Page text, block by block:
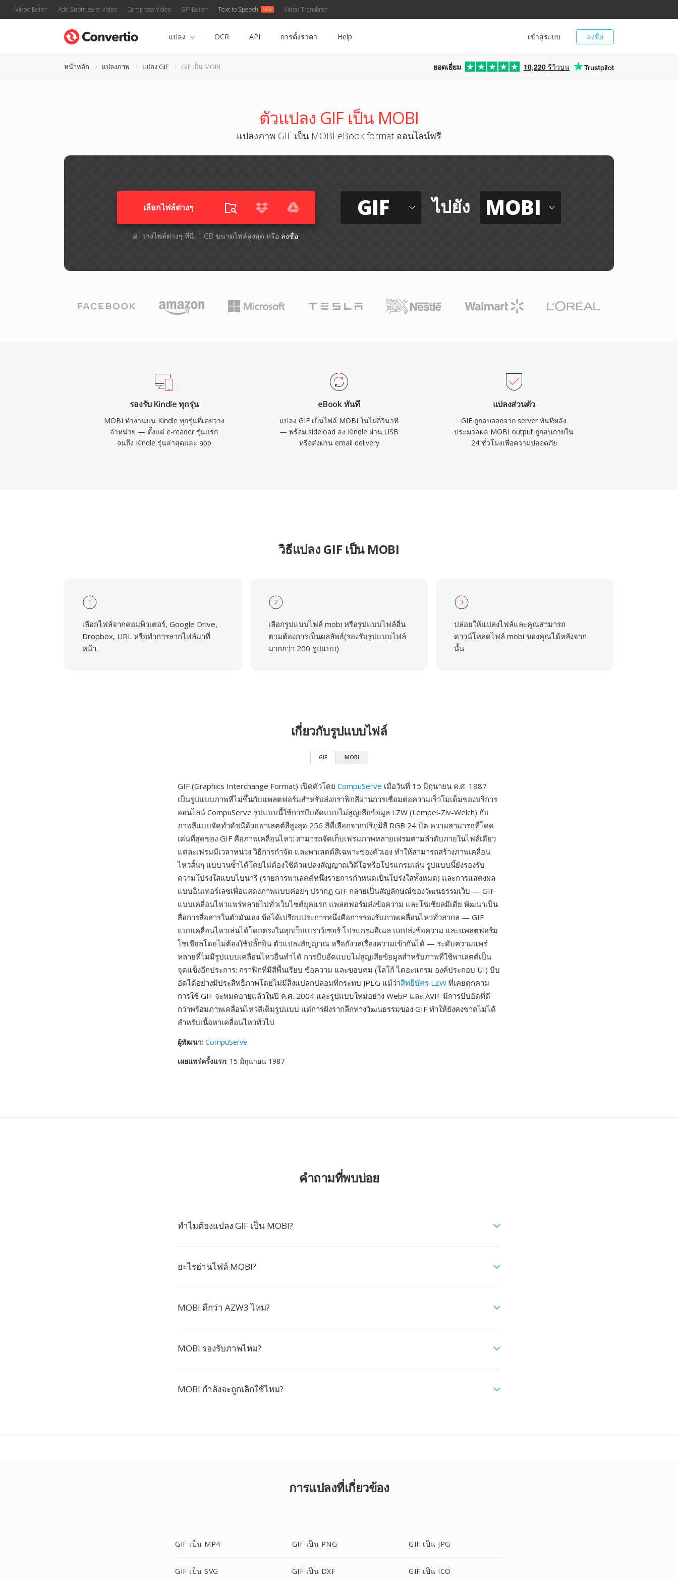
Video Editor Add Subtitles to Video Compress Video GIF Editor Text to Speech Video Translator
ลงชื่อ
เข้าสู่ระบบ
แปลง OCR API การตั้งราคา Help
หน้าหลัก แปลงภาพ แปลง GIF GIF เป็น MOBI ยอดเยี่ยม 10,220 รีวิวบน
ตัวแปลง GIF เป็น MOBI
แปลงภาพ GIF เป็น MOBI eBook format ออนไลน์ฟรี
เลือกไฟล์ต่างๆ​
วางไฟล์ต่างๆ​ ที่นี่. 1 GB ขนาดไฟล์สูงสุด หรือ ลงชื่อ
GIF ไปยัง MOBI
รองรับ Kindle ทุกรุ่น
MOBI ทำงานบน Kindle ทุกรุ่นที่เคยวาง
จำหน่าย — ตั้งแต่ e-reader รุ่นแรก
จนถึง Kindle รุ่นล่าสุดและ app
eBook ทันที
แปลง GIF เป็นไฟล์ MOBI ในไม่กี่วินาที
— พร้อม sideload ลง Kindle ผ่าน USB
หรือส่งผ่าน email delivery
แปลงส่วนตัว
GIF ถูกลบออกจาก server ทันทีหลัง
ประมวลผล MOBI output ถูกลบภายใน
24 ชั่วโมงเพื่อความปลอดภัย
วิธีแปลง GIF เป็น MOBI
1
เลือกไฟล์จากคอมพิวเตอร์, Google Drive,
Dropbox, URL หรือทำการลากไฟล์มาที่
หน้า.
2
เลือกรูปแบบไฟล์ mobi หรือรูปแบบไฟล์อื่น
ตามต้องการเป็นผลลัพธ์(รองรับรูปแบบไฟล์
มากกว่า 200 รูปแบบ)
3
ปล่อยให้แปลงไฟล์และคุณสามารถ
ดาวน์โหลดไฟล์ mobi ของคุณได้หลังจาก
นั้น
เกี่ยวกับรูปแบบไฟล์
GIF MOBI
GIF (Graphics Interchange Format) เปิดตัวโดย CompuServe เมื่อวันที่ 15 มิถุนายน ค.ศ. 1987
เป็นรูปแบบภาพที่ไม่ขึ้นกับแพลตฟอร์มสำหรับส่งกราฟิกสีผ่านการเชื่อมต่อความเร็วโมเด็มของบริการ
ออนไลน์ CompuServe รูปแบบนี้ใช้การบีบอัดแบบไม่สูญเสียข้อมูล LZW (Lempel-Ziv-Welch) กับ
ภาพสีแบบจัดทำดัชนีด้วยพาเลตต์สีสูงสุด 256 สีที่เลือกจากปริภูมิสี RGB 24 บิต ความสามารถที่โดด
เด่นที่สุดของ GIF คือภาพเคลื่อนไหว: สามารถจัดเก็บเฟรมภาพหลายเฟรมตามลำดับภายในไฟล์เดียว
แต่ละเฟรมมีเวลาหน่วง วิธีการกำจัด และพาเลตต์สีเฉพาะของตัวเอง ทำให้สามารถสร้างภาพเคลื่อน
ไหวสั้นๆ แบบวนซ้ำได้โดยไม่ต้องใช้ตัวแปลงสัญญาณวิดีโอหรือโปรแกรมเล่น รูปแบบนี้ยังรองรับ
ความโปร่งใสแบบไบนารี (รายการพาเลตต์หนึ่งรายการกำหนดเป็นโปร่งใสทั้งหมด) และการแสดงผล
แบบอินเทอร์เลซเพื่อแสดงภาพแบบค่อยๆ ปรากฏ GIF กลายเป็นสัญลักษณ์ของวัฒนธรรมเว็บ — GIF
แบบเคลื่อนไหวแพร่หลายไปทั่วเว็บไซต์ยุคแรก แพลตฟอร์มส่งข้อความ และโซเชียลมีเดีย พัฒนาเป็น
สื่อการสื่อสารในตัวมันเอง ข้อได้เปรียบประการหนึ่งคือการรองรับภาพเคลื่อนไหวทั่วสากล — GIF
แบบเคลื่อนไหวเล่นได้โดยตรงในทุกเว็บเบราว์เซอร์ โปรแกรมอีเมล แอปส่งข้อความ และแพลตฟอร์ม
โซเชียลโดยไม่ต้องใช้ปลั๊กอิน ตัวแปลงสัญญาณ หรือกังวลเรื่องความเข้ากันได้ — ระดับความแพร่
หลายที่ไม่มีรูปแบบเคลื่อนไหวอื่นทำได้ การบีบอัดแบบไม่สูญเสียข้อมูลสำหรับภาพที่ใช้พาเลตต์เป็น
จุดแข็งอีกประการ: กราฟิกที่มีสีพื้นเรียบ ข้อความ และขอบคม (โลโก้ ไดอะแกรม องค์ประกอบ UI) บีบ
อัดได้อย่างมีประสิทธิภาพโดยไม่มีสิ่งแปลกปลอมที่กระทบ JPEG แม้ว่าสิทธิบัตร LZW ที่เคยคุกคาม
การใช้ GIF จะหมดอายุแล้วในปี ค.ศ. 2004 และรูปแบบใหม่อย่าง WebP และ AVIF มีการบีบอัดที่ดี
กว่าพร้อมภาพเคลื่อนไหวสีเต็มรูปแบบ แต่การฝังรากลึกทางวัฒนธรรมของ GIF ทำให้ยังคงขาดไม่ได้
สำหรับเนื้อหาเคลื่อนไหวทั่วไป
ผู้พัฒนา: CompuServe
เผยแพร่ครั้งแรก: 15 มิถุนายน 1987
คำถามที่พบบ่อย
ทำไมต้องแปลง GIF เป็น MOBI?
อะไรอ่านไฟล์ MOBI?
MOBI ดีกว่า AZW3 ไหม?
MOBI รองรับภาพไหม?
MOBI กำลังจะถูกเลิกใช้ไหม?
การแปลงที่เกี่ยวข้อง
GIF เป็น MP4 GIF เป็น PNG GIF เป็น JPG
GIF เป็น SVG GIF เป็น DXF GIF เป็น ICO